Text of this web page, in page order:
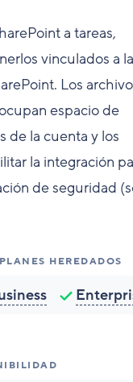
a tareas,
vinculados a la
Los
espacio de
de la cuenta y los
la integración
de seguridad
HEREDADOS